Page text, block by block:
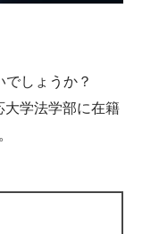
しょうか？
大学法学部に在籍